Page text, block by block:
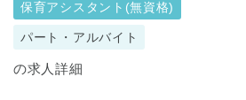
保育アシスタント(無資格)
パート・アルバイト
の求人詳細